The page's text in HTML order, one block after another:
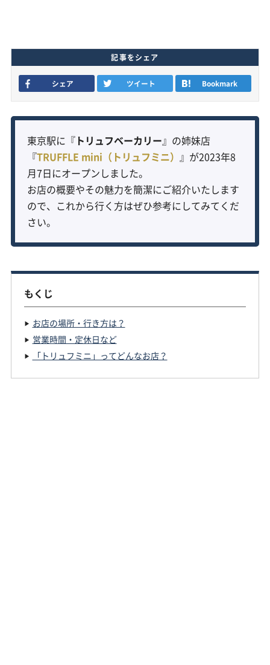
記事をシェア
シェア ツイート Bookmark
東京駅に『トリュフベーカリー』の姉妹店
『TRUFFLE mini（トリュフミニ） 』が2023年8
月7日にオープンしました。
お店の概要やその魅力を簡潔にご紹介いたします
ので、これから行く方はぜひ参考にしてみてくだ
さい。
もくじ
お店の場所・行き方は？
営業時間・定休日など
「トリュフミニ」ってどんなお店？